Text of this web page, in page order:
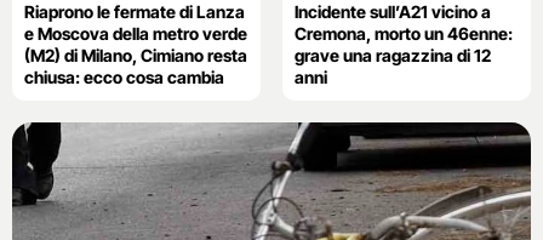
Riaprono le fermate di Lanza
e Moscova della metro verde
(M2) di Milano, Cimiano resta
chiusa: ecco cosa cambia
Incidente sull’A21 vicino a
Cremona, morto un 46enne:
grave una ragazzina di 12
anni